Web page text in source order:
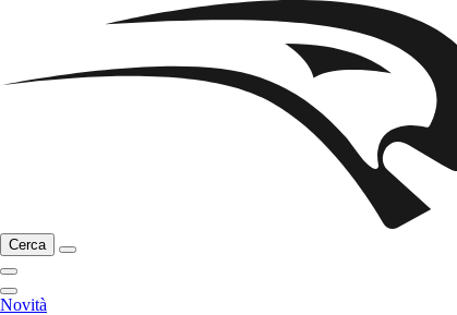
Cerca
Novità